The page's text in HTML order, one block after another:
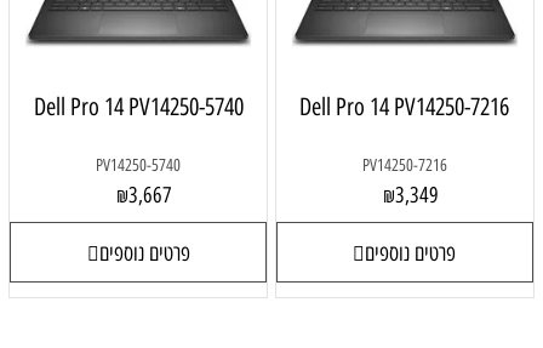
Dell Pro 14 PV14250-7216
PV14250-7216
₪3,349
פרטים נוספים
Dell Pro 14 PV14250-5740
PV14250-5740
₪3,667
פרטים נוספים